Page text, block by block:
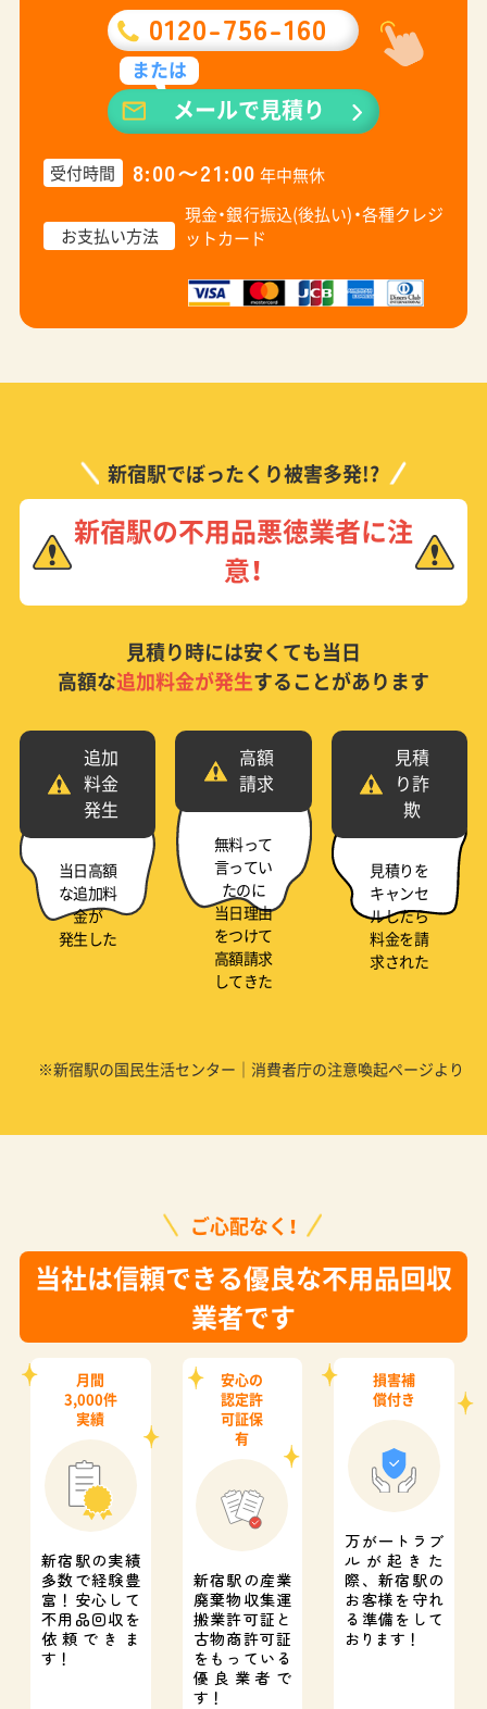
0120-756-160
または
メールで見積り
受付時間 8:00〜21:00 年中無休
お支払い方法
現金・銀行振込(後払い)・各種クレジ
ットカード
新宿駅でぼったくり被害多発!?
新宿駅の不用品悪徳業者に注
意！
見積り時には安くても当日
高額な追加料金が発生することがあります
追加
料金
発生
当日高額
な追加料
金が
発生した
高額
請求
無料って
言ってい
たのに
当日理由
をつけて
高額請求
してきた
見積
り詐
欺
見積りを
キャンセ
ルしたら
料金を請
求された
※新宿駅の国民生活センター｜消費者庁の注意喚起ページより
ご心配なく！
当社は信頼できる優良な不用品回収
業者です
月間
3,000件
実績
新宿駅の実績
多数で経験豊
富！ 安心して
不用品回収を
依頼できま
す！
安心の
認定許
可証保
有
新宿駅の産業
廃棄物収集運
搬業許可証と
古物商許可証
をもっている
優良業者で
す！
損害補
償付き
万が一トラブ
ルが起きた
際、新宿駅の
お客様を守れ
る準備をして
おります！